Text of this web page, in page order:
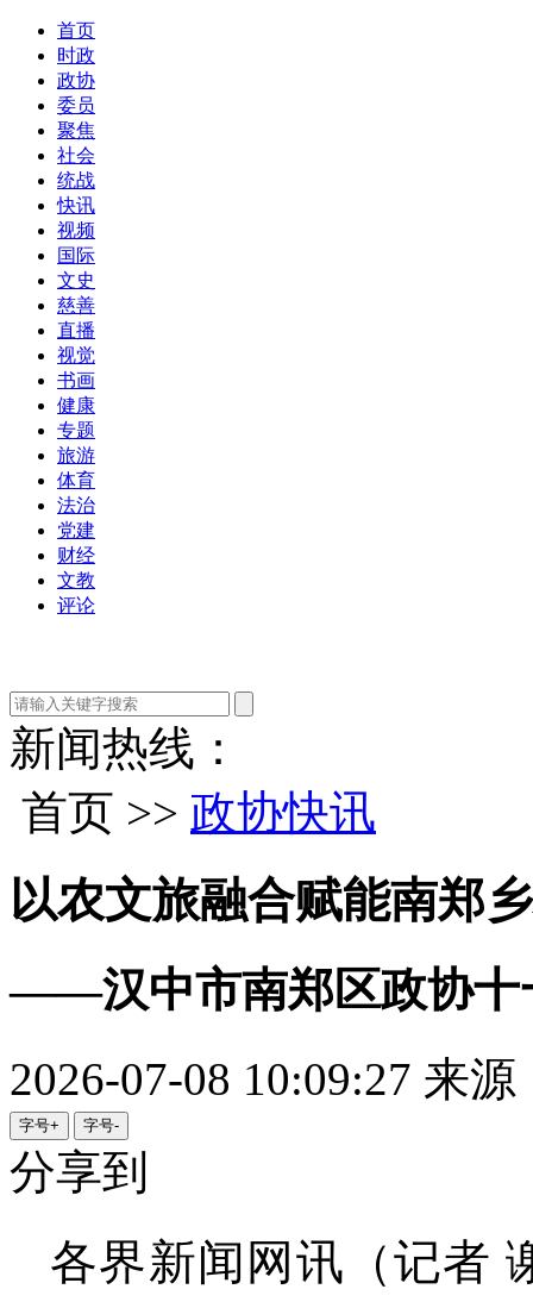
首页
时政
政协
委员
聚焦
社会
统战
快讯
视频
国际
文史
慈善
直播
视觉
书画
健康
专题
旅游
体育
法治
党建
财经
文教
评论
新闻热线：
首页 >> 政协快讯
以农文旅融合赋能南郑
——汉中市南郑区政协十
2026-07-08 10:09:27 来源
字号+ 字号-
分享到
各界新闻网讯（记者